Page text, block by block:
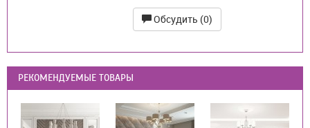
Обсудить (0)
РЕКОМЕНДУЕМЫЕ ТОВАРЫ